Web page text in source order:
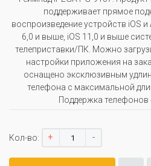
поддерживает прямое
воспроизведение устройств iOS
6,0 и выше, iOS 11,0 и выше
телеприставки/ПК. Можно
настройки приложения на
оснащено эксклюзивным
телефона с максимальной
Поддержка телефонов
Кол-во: + -